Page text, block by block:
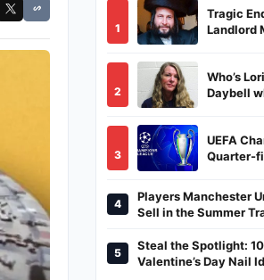
1
Tragic
Landlord
Burned in
2
Who’s
Daybell
3
UEFA
Quarter-
And
4
Players Manchester
Sell in the Summer
5
Steal the Spotlight:
Valentine’s Day Nail